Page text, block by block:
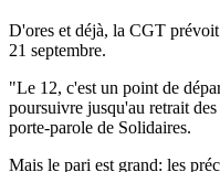
D'ores et déjà, la CGT
21 septembre.
"Le 12, c'est un point de
poursuivre jusqu'au retrait
porte-parole de Solidaires.
Mais le pari est grand: les